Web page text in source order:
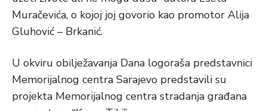
Muračevića, o kojoj joj govorio kao promotor Alija
Gluhović – Brkanić.
U okviru obilježavanja Dana logoraša predstavnici
Memorijalnog centra Sarajevo predstavili su
projekta Memorijalnog centra stradanja građana